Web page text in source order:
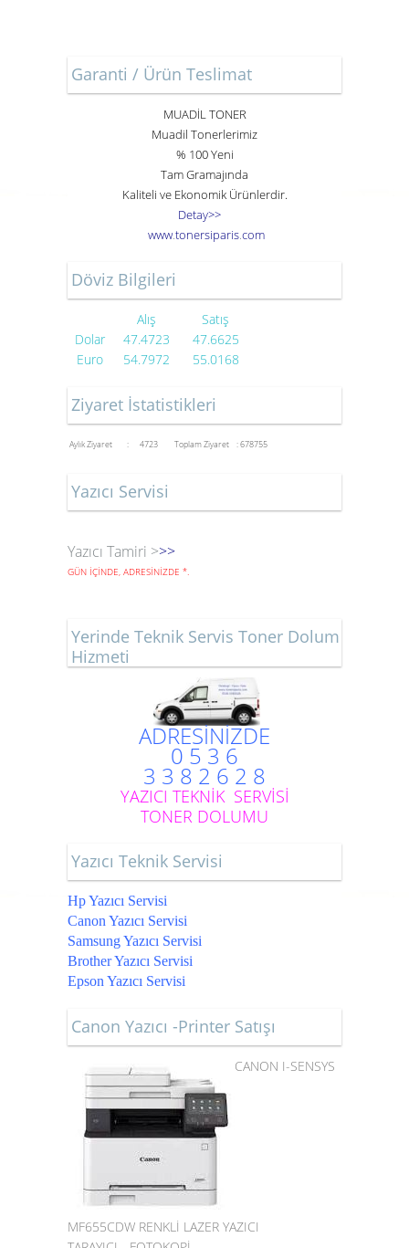
Garanti / Ürün Teslimat
MUADİL TONER
Muadil Tonerlerimiz
% 100 Yeni
Tam Gramajında
Kaliteli ve Ekonomik Ürünlerdir.
Detay>>
www.tonersiparis.com
Döviz Bilgileri
Alış
Satış
Dolar
47.4723
47.6625
Euro
54.7972 55.0168
Ziyaret İstatistikleri
Aylık Ziyaret : 4723 Toplam Ziyaret : 678755
Yazıcı Servisi
Yazıcı Tamiri >>>
GÜN İÇİNDE, ADRESİNİZDE *.
Yerinde Teknik Servis Toner Dolum
Hizmeti
ADRESİNİZDE
0 5 3 6
3 3 8 2 6 2 8
YAZICI TEKNİK SERVİSİ
TONER DOLUMU
Yazıcı Teknik Servisi
Hp Yazıcı Servisi
Canon Yazıcı Servisi
Samsung Yazıcı Servisi
Brother Yazıcı Servisi
Epson Yazıcı Servisi
Canon Yazıcı -Printer Satışı
CANON I-SENSYS
MF655CDW RENKLİ LAZER YAZICI